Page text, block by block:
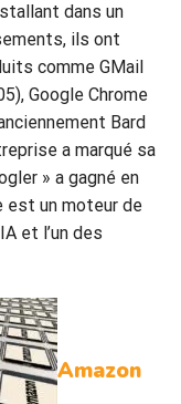
dans un
ils ont
comme GMail
Google Chrome
Bard
a marqué sa
» a gagné en
est un moteur de
et l’un des
Amazon